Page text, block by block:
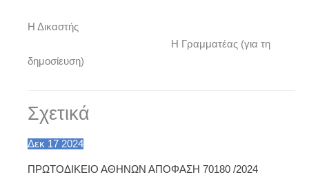
Η Δικαστής
Η Γραμματέας (για τη
δημοσίευση)
Σχετικά
Δεκ 17 2024
ΠΡΩΤΟΔΙΚΕΙΟ ΑΘΗΝΩΝ ΑΠΟΦΑΣΗ 70180 /2024